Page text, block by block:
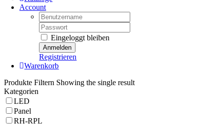
Account
Username:
Password:
Eingeloggt bleiben
Registrieren
Warenkorb
Produkte Filtern Showing the single result
Kategorien
LED
Panel
RH-RPL